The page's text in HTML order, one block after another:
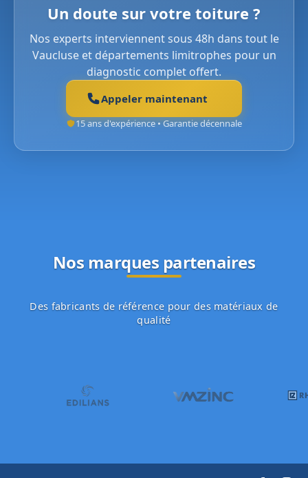
Un doute sur votre toiture ?
Nos experts interviennent sous 48h dans tout le
Vaucluse et départements limitrophes pour un
diagnostic complet offert.
Appeler maintenant
15 ans d'expérience • Garantie décennale
Nos marques partenaires
Des fabricants de référence pour des matériaux de
qualité